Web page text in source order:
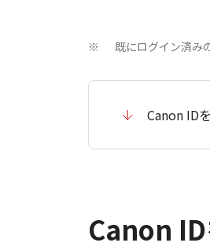
※ 既にログイン済み
Canon ID
Canon